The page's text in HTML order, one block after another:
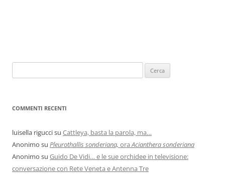
COMMENTI RECENTI
luisella riguccisu Cattleya, basta la parola, ma…
Anonimo su Pleurothallis sonderiana, ora Acianthera sonderiana
Anonimo su Guido De Vidi… e le sue orchidee in televisione:
conversazione con Rete Veneta e Antenna Tre